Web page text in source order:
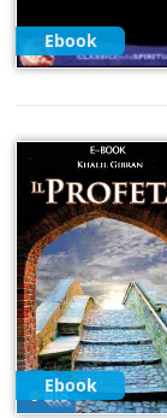
Ebook
Ebook